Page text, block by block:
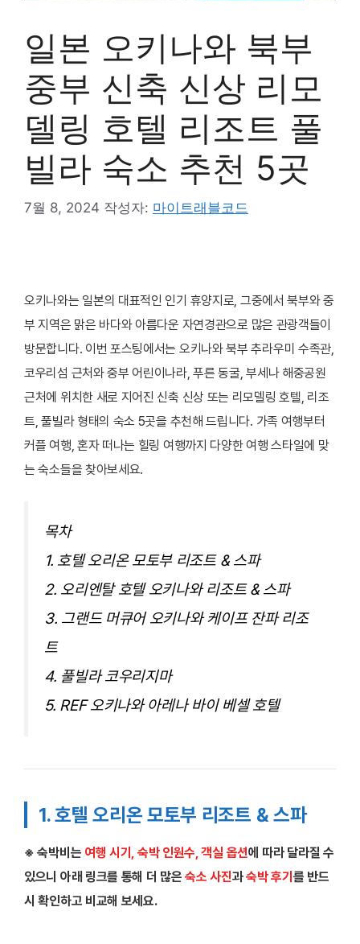
일본 오키나와 북부
중부 신축 신상 리모
델링 호텔 리조트 풀
빌라 숙소 추천 5곳
7월 8, 2024 작성자: 마이트래블코드
오키나와는 일본의 대표적인 인기 휴양지로, 그중에서 북부와 중
부 지역은 맑은 바다와 아름다운 자연경관으로 많은 관광객들이
방문합니다. 이번 포스팅에서는 오키나와 북부 추라우미 수족관,
코우리섬 근처와 중부 어린이나라, 푸른 동굴, 부세나 해중공원
근처에 위치한 새로 지어진 신축 신상 또는 리모델링 호텔, 리조
트, 풀빌라 형태의 숙소 5곳을 추천해 드립니다. 가족 여행부터
커플 여행, 혼자 떠나는 힐링 여행까지 다양한 여행 스타일에 맞
는 숙소들을 찾아보세요.
목차
1. 호텔 오리온 모토부 리조트 & 스파
2. 오리엔탈 호텔 오키나와 리조트 & 스파
3. 그랜드 머큐어 오키나와 케이프 잔파 리조
트
4. 풀빌라 코우리지마
5. REF 오키나와 아레나 바이 베셀 호텔
1. 호텔 오리온 모토부 리조트 & 스파
※ 숙박비는 여행 시기, 숙박 인원수, 객실 옵션에 따라 달라질 수
있으니 아래 링크를 통해 더 많은숙소 사진과숙박 후기 를 반드
시 확인하고 비교해 보세요.